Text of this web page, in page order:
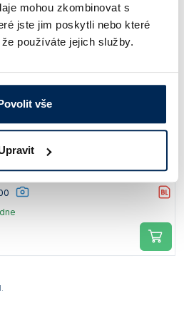
mohou zkombinovat s
jste jim poskytli nebo které
používáte jejich služby.
vše
ks
Balení